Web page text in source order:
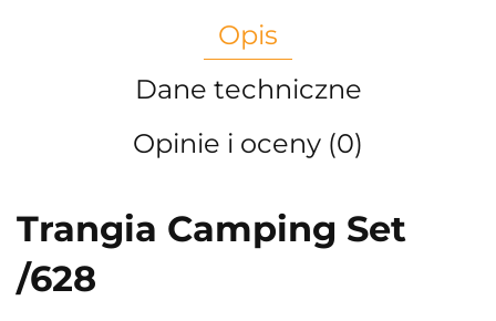
Opis
Dane techniczne
Opinie i oceny (0)
Trangia Camping Set
/628